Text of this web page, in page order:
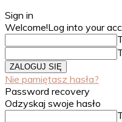
Sign in
Welcome!Log into your
Nie pamiętasz hasła?
Password recovery
Odzyskaj swoje hasło